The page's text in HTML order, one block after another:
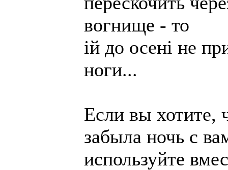
вогнище - то
iй до осенi не
ноги...
Если вы хотите,
забыла ночь с
используйте